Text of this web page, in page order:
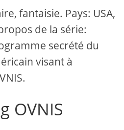
fantaisie. Pays: USA,
de la série:
secrété du
visant à
OVNIS